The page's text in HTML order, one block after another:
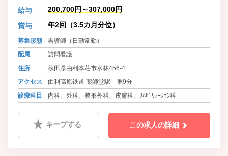
さんのノーマライゼーションを目指
して努力いたします。全職員は常に
研鑽を積み最新の知識を求め、責任
と誇りをもって、安全で良質な医療
給与 200,700円～307,000円
賞与 年2回（3.5カ月分位）
募集形態
看護師（日勤常勤）
配属
訪問看護
住所
秋田県由利本荘市水林456-4
アクセス
由利高原鉄道 薬師堂駅 車9分
診療科目
内科、外科、整形外科、皮膚科、ﾘﾊﾋﾞﾘﾃｰｼｮﾝ科
キープする この求人の詳細